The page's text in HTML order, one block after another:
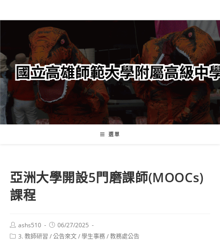
轉
要
內
容
選單
亞洲大學開設5門磨課師(MOOCs)
課程
Post
author:
ashs510
Post
published:
06/27/2025
Post3. 教師研習 /公告來文/學生事務/教務處公告